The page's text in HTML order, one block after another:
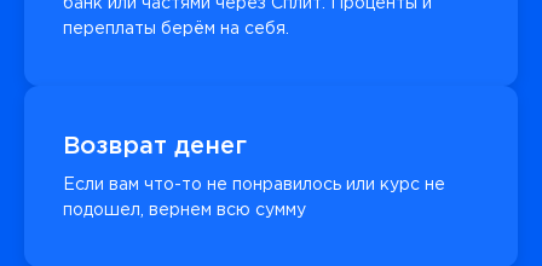
банк или частями через Сплит. Проценты и
переплаты берём на себя.
Возврат денег
Если вам что-то не понравилось или курс не
подошел, вернем всю сумму